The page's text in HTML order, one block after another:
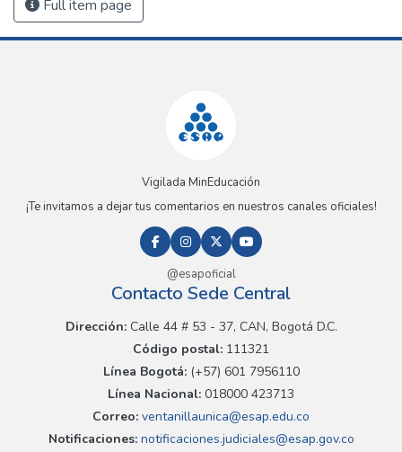
Full item page
Vigilada MinEducación
¡Te invitamos a dejar tus comentarios en nuestros canales oficiales!
@esapoficial
Contacto Sede Central
Dirección:Calle 44 # 53 - 37, CAN, Bogotá D.C.
Código postal: 111321
Línea Bogotá:(+57) 601 7956110
Línea Nacional: 018000 423713
Correo: ventanillaunica@esap.edu.co
Notificaciones:notificaciones.judiciales@esap.gov.co